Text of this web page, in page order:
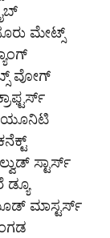
ಮೇಟ್ಸ್
ವೋಗ್
ಯೂನಿಟಿ
ಸ್ಟಾರ್ಸ್
ಡ್ಯೂ
ಮಾಸ್ಟರ್ಸ್